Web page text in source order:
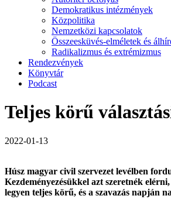
Demokratikus intézmények
Közpolitika
Nemzetközi kapcsolatok
Összeesküvés-elméletek és
Radikalizmus és extrémizmus
Rendezvények
Könyvtár
Podcast
Teljes körű
2022-01-13
Húsz magyar civil szervezet levélben
Kezdeményezésükkel azt szeretnék
legyen teljes körű, és a szavazás napján